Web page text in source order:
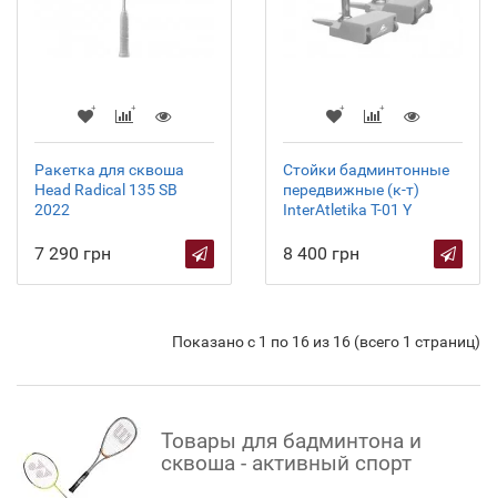
Ракетка для сквоша
Head Radical 135 SB
2022
7 290 грн
Стойки бадминтонные
передвижные (к-т)
InterAtletika T-01 Y
8 400 грн
Показано с 1 по 16 из 16 (всего 1 страниц)
Товары для бадминтона и
сквоша - активный спорт